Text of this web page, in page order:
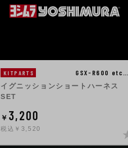
KITPARTS GSX-R600 etc…
イグニッションショートハーネス
SET
￥ 3,200
税込￥3,520